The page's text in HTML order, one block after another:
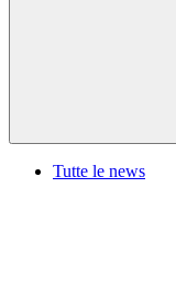
Tutte le news